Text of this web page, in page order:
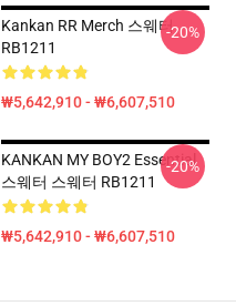
Kankan RR Merch 스웨터
RB1211
₩5,642,910 - ₩6,607,510
-20%
KANKAN MY BOY2 Essential
스웨터 스웨터 RB1211
₩5,642,910 - ₩6,607,510
-20%